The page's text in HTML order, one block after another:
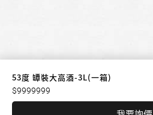
53度 罈裝大高酒-3L(一箱)
$9999999